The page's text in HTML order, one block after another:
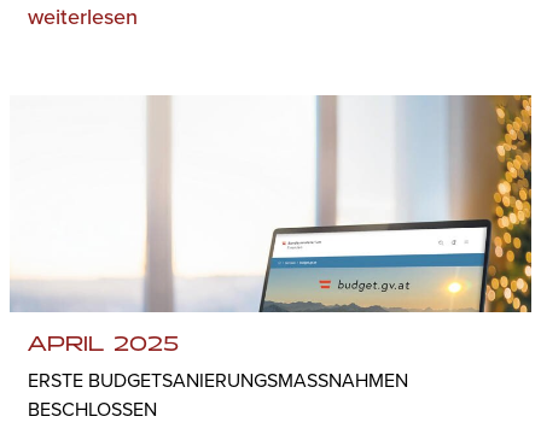
weiterlesen
APRIL 2025
ERSTE BUDGETSANIERUNGS­MASSNAHMEN B
ESCHLOSSEN